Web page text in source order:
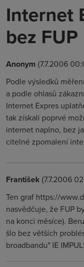
Internet
bez FUP
Anonym (7.7.2006
Podle výsledků
a podle ohlasů
Internet Expres
tak získali poprvé
internet naplno, bez
citelné zpomalení
František (7.7.2006
Ten graf https://
nasvědčuje, že FUP
na konci měsíce).
šlo bez větších
broadbandu" IE